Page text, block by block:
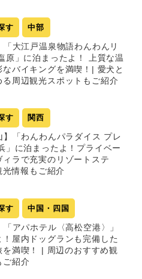
す 中部
「大江戸温泉物語わんわんリ
原」に泊まったよ！ 上質な温
なバイキングを満喫！| 愛犬と
る周辺観光スポットもご紹介
す 関西
】「わんわんパラダイス プレ
」に泊まったよ！プライベー
ィラで充実のリゾートステ
情報もご紹介
す 中国・四国
「アパホテル〈高松空港〉」
！屋内ドッグランも完備した
を満喫！ | 周辺のおすすめ観
ご紹介